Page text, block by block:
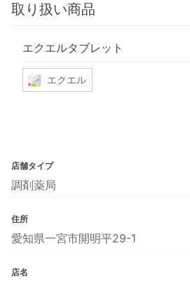
取り扱い商品
エクエルタブレット
エクエル
店舗タイプ
調剤薬局
住所
愛知県一宮市開明平29-1
店名